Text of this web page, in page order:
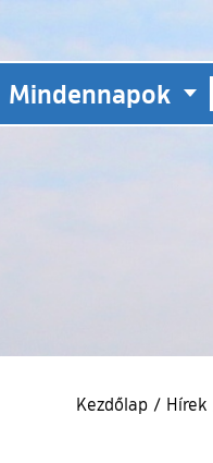
Mindennapok
Kezdőlap / Hírek